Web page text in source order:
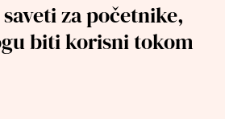
za početnike,
biti korisni tokom